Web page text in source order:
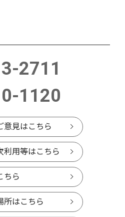
2711
1120
意見はこちら
利用等はこちら
ちら
所はこちら